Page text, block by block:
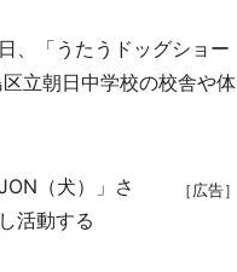
、「うたうドッグショー
立朝日中学校の校舎や体
［広告］
（犬）」さ
活動する